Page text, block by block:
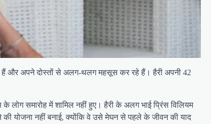
हैं और अपने दोस्तों से अलग-थलग महसूस कर रहे हैं। हैरी अपनी 42
लोग समारोह में शामिल नहीं हुए। हैरी के अलग भाई प्रिंस विलियम
की योजना नहीं बनाई, क्योंकि वे उसे मेघन से पहले के जीवन की याद